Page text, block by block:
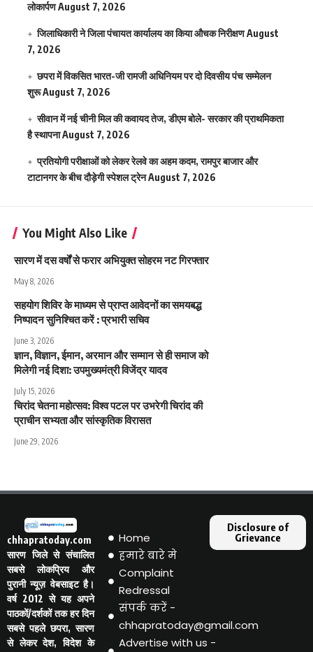
लोकार्पणAugust 7, 2026
जिलाधिकारी ने जिला पंचायत कार्यालय का किया औचक निरीक्षणAugust
7, 2026
छपरा में विकसित भारत-जी रामजी अधिनियम पर दो दिवसीय पंच सम्मेलन
शुरूAugust 7, 2026
सीवान में नई चीनी मिल की कवायद तेज, डीएम बोले- सरकार की प्राथमिकता
है स्थापनाAugust 7, 2026
प्रतियोगी परीक्षाओं को लेकर रेलवे का अहम कदम, रामपुर बाजार और
टाटानगर के बीच दौड़ेगी स्पेशल ट्रेनAugust 7, 2026
You Might Also Like
सारण में दस वर्षों से फरार अभियुक्त सोहरम नट गिरफ्तार
May 8, 2026
सहयोग शिविर के माध्यम से प्राप्त आवेदनों का समयबद्ध
निष्पादन सुनिश्चित करें : प्रभारी सचिव
June 3, 2026
ज्ञान, विज्ञान, ईमान, अरमान और सम्मान से ही समाज को
मिलेगी नई दिशा: उपमुख्यमंत्री विजेंद्र यादव
July 15, 2026
चिरांद चेतना महोत्सव: विश्व पटल पर उभरेगी चिरांद की
प्राचीन सभ्यता और सांस्कृतिक विरासत
June 29, 2026
chhapratoday.com
सारण जिले से संचालित
सबसे लोकप्रिय और
पुरानी न्यूज़ वेबसाइट है।
वर्ष 2012 से यह अपने
पाठकों/दर्शकों तक हर दिन
सबसे पहले छपरा, सारण
से लेकर देश, विदेश के
Home
हमारे बारे मे
Complaint
Redressal
संपर्क करें -
chhapratoday@gmail.com
Advertise with us -
Disclosure of
Grievance